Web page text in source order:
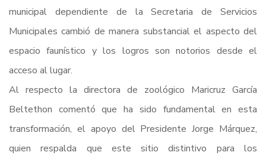
municipal dependiente de la Secretaria de Servicios
Municipales cambió de manera substancial el aspecto del
espacio faunístico y los logros son notorios desde el
acceso al lugar.
Al respecto la directora de zoológico Maricruz García
Beltethon comentó que ha sido fundamental en esta
transformación, el apoyo del Presidente Jorge Márquez,
quien respalda que este sitio distintivo para los